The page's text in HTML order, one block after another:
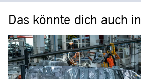
Das könnte dich auch